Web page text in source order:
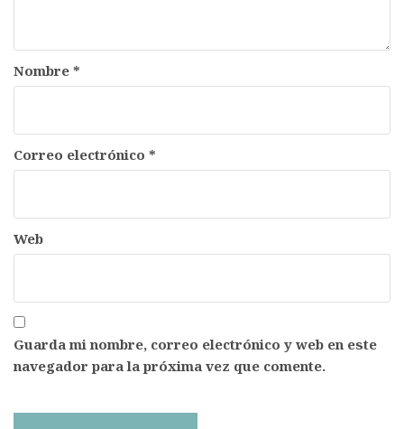
Nombre *
Correo electrónico *
Web
Guarda mi nombre, correo electrónico y web en este
navegador para la próxima vez que comente.